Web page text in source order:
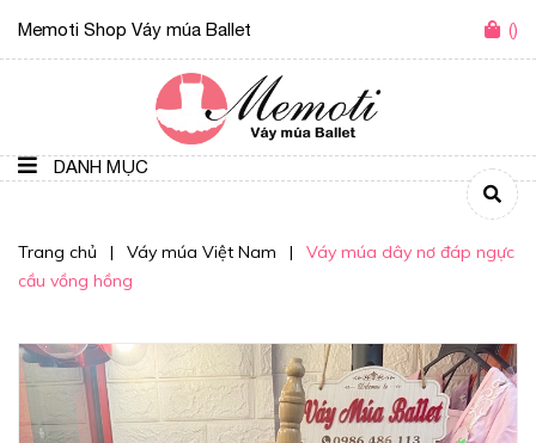
Memoti Shop Váy múa Ballet ()
DANH MỤC
Trang chủ | Váy múa Việt Nam |
Váy múa dây nơ đáp ngực
cầu vồng hồng